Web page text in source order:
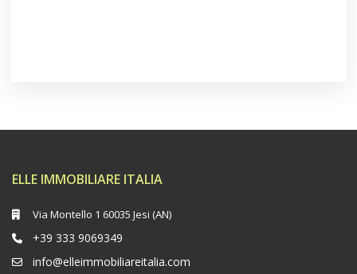
ELLE IMMOBILIARE ITALIA
Via Montello 1 60035 Jesi (AN)
+39 333 9069349
info@elleimmobiliareitalia.com